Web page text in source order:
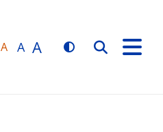
A A A Suchen